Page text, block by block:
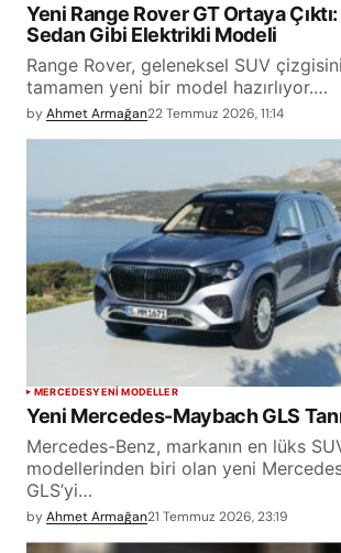
Yeni Range Rover GT Ortaya
Sedan Gibi Elektrikli Modeli
Range Rover, geleneksel SUV
tamamen yeni bir model hazırlıyor.…
byAhmet Armağan22 Temmuz 2026, 11:14
MERCEDESYENİ MODELLER
Yeni Mercedes-Maybach GLS
Mercedes-Benz, markanın en lüks
modellerinden biri olan yeni
GLS’yi…
byAhmet Armağan21 Temmuz 2026, 23:19